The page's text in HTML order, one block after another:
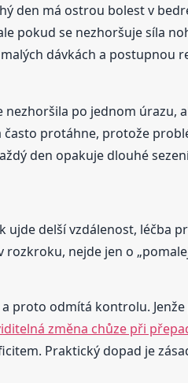
den má ostrou bolest v
pokud se nezhoršuje síla
dávkách a postupnou
po jednom úrazu,
často protáhne, protože
den opakuje dlouhé
ujde delší vzdálenost, léčba
nejde jen o
proto odmítá kontrolu.
změna chůze při
Praktický dopad je